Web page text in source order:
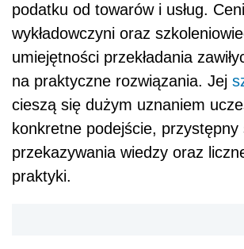
podatku od towarów i usług.
wykładowczyni oraz
umiejętności przekładania
na praktyczne rozwiązania. Jej
cieszą się dużym uznaniem
konkretne podejście, przystępny
przekazywania wiedzy oraz
praktyki.